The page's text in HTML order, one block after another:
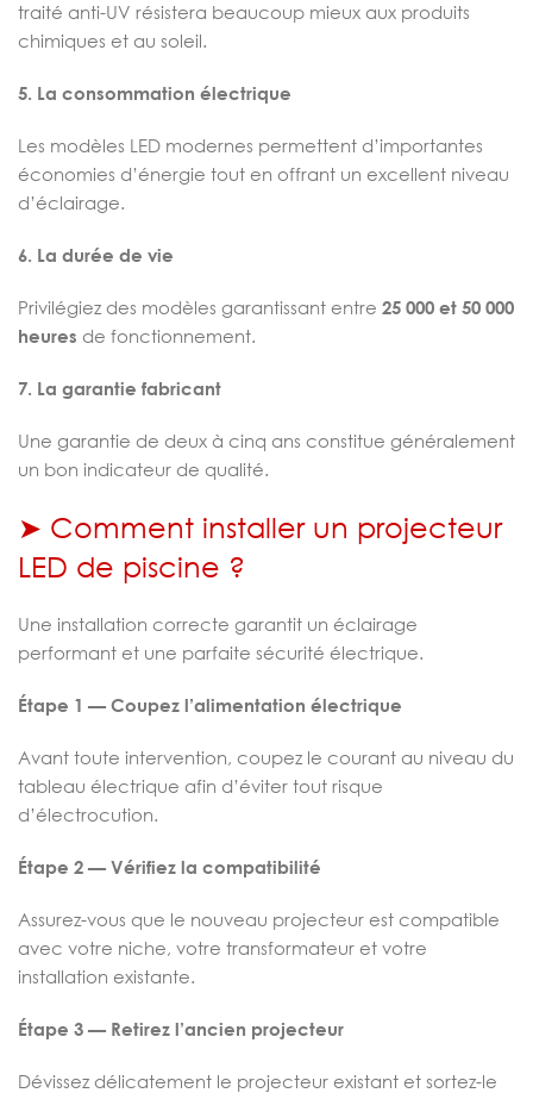
traité anti-UV résistera beaucoup mieux aux produits
chimiques et au soleil.
5. La consommation électrique
Les modèles LED modernes permettent d’importantes
économies d’énergie tout en offrant un excellent niveau
d’éclairage.
6. La durée de vie
Privilégiez des modèles garantissant entre 25 000 et 50 000
heures de fonctionnement.
7. La garantie fabricant
Une garantie de deux à cinq ans constitue généralement
un bon indicateur de qualité.
➤ Comment installer un projecteur
LED de piscine ?
Une installation correcte garantit un éclairage
performant et une parfaite sécurité électrique.
Étape 1 — Coupez l’alimentation électrique
Avant toute intervention, coupez le courant au niveau du
tableau électrique afin d’éviter tout risque
d’électrocution.
Étape 2 — Vérifiez la compatibilité
Assurez-vous que le nouveau projecteur est compatible
avec votre niche, votre transformateur et votre
installation existante.
Étape 3 — Retirez l’ancien projecteur
Dévissez délicatement le projecteur existant et sortez-le